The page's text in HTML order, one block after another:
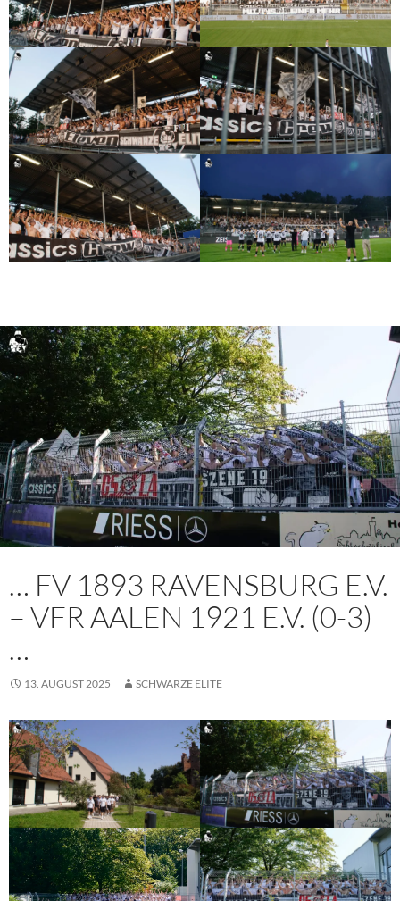
… FV 1893 RAVENSBURG E.V.
– VFR AALEN 1921 E.V. (0-3)
…
13. AUGUST 2025 SCHWARZE ELITE